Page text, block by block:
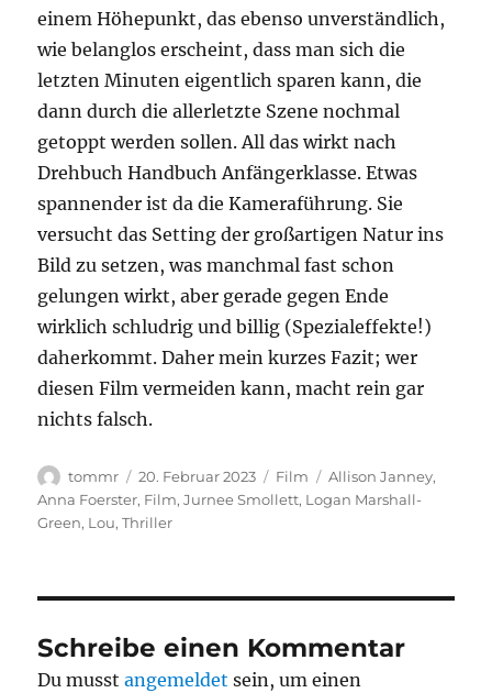
einem Höhepunkt, das ebenso unverständlich,
wie belanglos erscheint, dass man sich die
letzten Minuten eigentlich sparen kann, die
dann durch die allerletzte Szene nochmal
getoppt werden sollen. All das wirkt nach
Drehbuch Handbuch Anfängerklasse. Etwas
spannender ist da die Kameraführung. Sie
versucht das Setting der großartigen Natur ins
Bild zu setzen, was manchmal fast schon
gelungen wirkt, aber gerade gegen Ende
wirklich schludrig und billig (Spezialeffekte!)
daherkommt. Daher mein kurzes Fazit; wer
diesen Film vermeiden kann, macht rein gar
nichts falsch.
Autor
tommr
Veröffentlicht
am
20. Februar 2023 Kategorien
Film Schlagwörter
Allison Janney,
Anna Foerster, Film,Jurnee Smollett, Logan Marshall-
Green, Lou,Thriller
Schreibe einen Kommentar
Du musstangemeldet sein, um einen